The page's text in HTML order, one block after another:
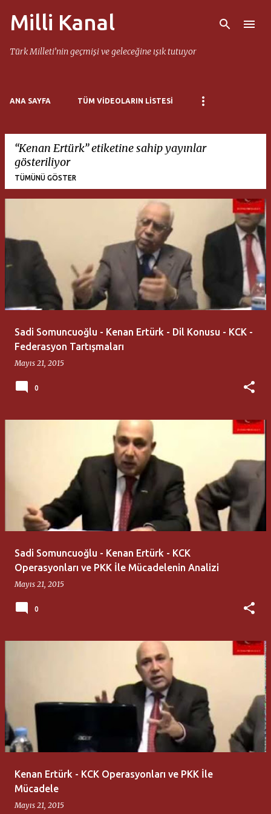
Ana içeriğe atla
Milli Kanal
Türk Milleti’nin geçmişi ve geleceğine ışık tutuyor
ANA SAYFA TÜM VIDEOLARIN LISTESI
Kenan Ertürk etiketine sahip yayınlar
gösteriliyor
TÜMÜNÜ GÖSTER
a
Sadi Somuncuoğlu - Kenan Ertürk - Dil Konusu - KCK -
Federasyon Tartışmaları
Mayıs 21, 2015
0
Sadi Somuncuoğlu - Kenan Ertürk - KCK
Operasyonları ve PKK İle Mücadelenin Analizi
Mayıs 21, 2015
0
Kenan Ertürk - KCK Operasyonları ve PKK İle
Mücadele
Mayıs 21, 2015